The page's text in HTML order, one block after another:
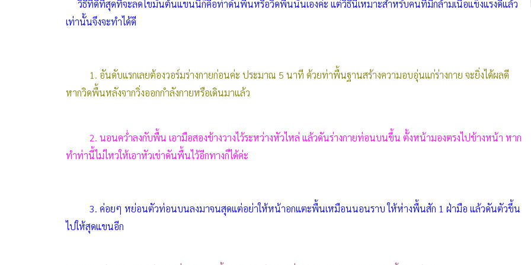
วิธีที่ดีที่สุดที่จะลดไขมันต้นแขนนี้ก็คือท่าดันพื้นหรือวิดพื้นนั่นเองค่ะ แต่วิธีนี้เหมาะสำหรับคนที่มีกล้ามเนื้อแข็งแรงดีแล้ว
เท่านั้นจึงจะทำได้ดี
1. อันดับแรกเลยต้องวอร์มร่างกายก่อนค่ะ ประมาณ 5 นาที ด้วยท่าพื้นฐานสร้างความอบอุ่นแก่ร่างกาย จะยิ่งได้ผลดี
หากวิดพื้นหลังจากวิ่งออกกำลังกายหรือเดินมาแล้ว
2. นอนคว่ำลงกับพื้น เอามือสองข้างวางไว้ระหว่างหัวไหล่ แล้วดันร่างกายท่อนบนขึ้น ตั้งหน้ามองตรงไปข้างหน้า หาก
ทำท่านี้ไม่ไหวให้เอาหัวเข่าดันพื้นไว้อีกทางก็ได้ค่ะ
3. ค่อยๆ หย่อนตัวท่อนบนลงมาจนสุดแต่อย่าให้หน้าอกแตะพื้นเหมือนนอนราบ ให้ห่างพื้นสัก 1 ฝ่ามือ แล้วดันตัวขึ้น
ไปให้สุดแขนอีก